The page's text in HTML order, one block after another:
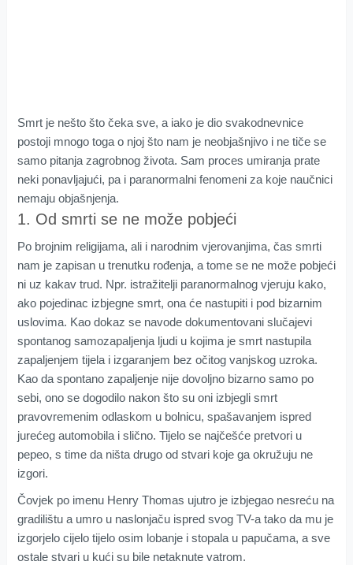
Smrt je nešto što čeka sve, a iako je dio svakodnevnice
postoji mnogo toga o njoj što nam je neobjašnjivo i ne tiče se
samo pitanja zagrobnog života. Sam proces umiranja prate
neki ponavljajući, pa i paranormalni fenomeni za koje naučnici
nemaju objašnjenja.
1. Od smrti se ne može pobjeći
Po brojnim religijama, ali i narodnim vjerovanjima, čas smrti
nam je zapisan u trenutku rođenja, a tome se ne može pobjeći
ni uz kakav trud. Npr. istražitelji paranormalnog vjeruju kako,
ako pojedinac izbjegne smrt, ona će nastupiti i pod bizarnim
uslovima. Kao dokaz se navode dokumentovani slučajevi
spontanog samozapaljenja ljudi u kojima je smrt nastupila
zapaljenjem tijela i izgaranjem bez očitog vanjskog uzroka.
Kao da spontano zapaljenje nije dovoljno bizarno samo po
sebi, ono se dogodilo nakon što su oni izbjegli smrt
pravovremenim odlaskom u bolnicu, spašavanjem ispred
jurećeg automobila i slično. Tijelo se najčešće pretvori u
pepeo, s time da ništa drugo od stvari koje ga okružuju ne
izgori.
Čovjek po imenu Henry Thomas ujutro je izbjegao nesreću na
gradilištu a umro u naslonjaču ispred svog TV-a tako da mu je
izgorjelo cijelo tijelo osim lobanje i stopala u papučama, a sve
ostale stvari u kući su bile netaknute vatrom.